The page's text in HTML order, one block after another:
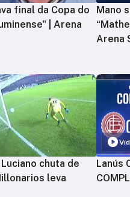
final da Copa do
| Arena
Mano
Arena
Luciano chuta de
leva
Lanús